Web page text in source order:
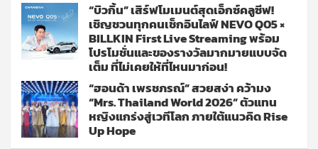
“บิวกิ้น” เสิร์ฟโมเมนต์สุดเอ็กซ์คลูซีฟ!
เชิญชวนทุกคนเช็กอินไลฟ์ NEVO Q05 ×
BILLKIN First Live Streaming พร้อม
โปรโมชั่นและของรางวัลมากมายแบบจัด
เต็ม ที่ไม่เคยให้ที่ไหนมาก่อน!
“ฮอนด้า เพรชภรณ์” สวยสง่า คว้ามง
“Mrs. Thailand World 2026” ตัวแทน
หญิงแกร่งสู่เวทีโลก ภายใต้แนวคิด Rise
Up Hope